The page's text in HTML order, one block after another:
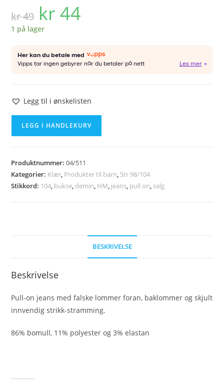
kr49
Opprinnelig
pris
var:
kr 49.
kr 44
1 på lager
Legg til i ønskelisten
antall
LEGG I HANDLEKURV
Produktnummer:04/511
Kategorier: Klær, Produkter til barn, Str 98/104
Stikkord: 104, bukse, demin, HM, jeans, pull on, salg
BESKRIVELSE
Beskrivelse
Pull-on jeans med falske lommer foran, baklommer og skjult
innvendig strikk-stramming.
86% bomull, 11% polyester og 3% elastan